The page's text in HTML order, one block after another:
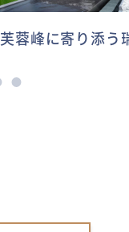
芙蓉峰に寄り添う